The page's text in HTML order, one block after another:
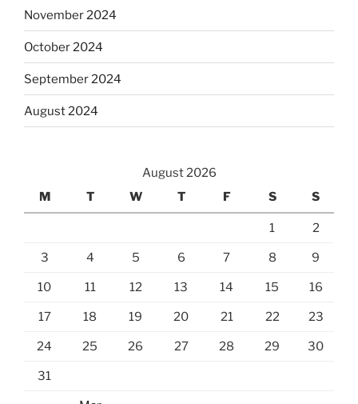
November 2024
October 2024
September 2024
August 2024
August 2026
M
T W T F S S
1 2
3 4 5 6 7 8 9
10 11 12 13 14 15 16
17 18 19 20 21 22 23
24 25 26 27 28 29 30
31